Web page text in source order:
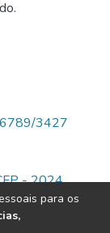
3427
- 2024
para os